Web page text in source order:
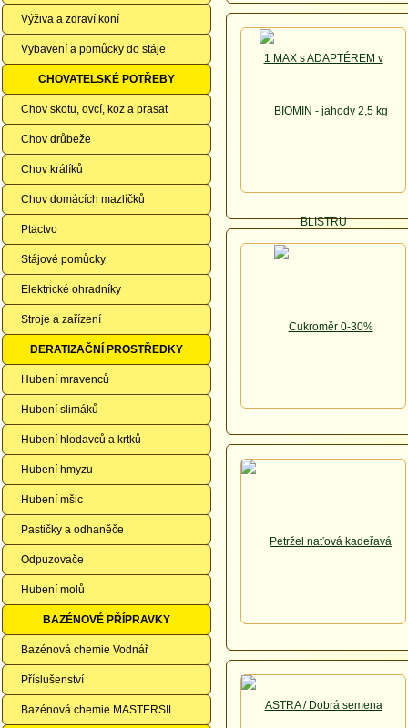
Výživa a zdraví koní
Vybavení a pomůcky do stáje
CHOVATELSKÉ POTŘEBY
Chov skotu, ovcí, koz a prasat
Chov drůbeže
Chov králíků
Chov domácích mazlíčků
Ptactvo
Stájové pomůcky
Elektrické ohradníky
Stroje a zařízení
DERATIZAČNÍ PROSTŘEDKY
Hubení mravenců
Hubení slimáků
Hubení hlodavců a krtků
Hubení hmyzu
Hubení mšic
Pastičky a odhaněče
Odpuzovače
Hubení molů
BAZÉNOVÉ PŘÍPRAVKY
Bazénová chemie Vodnář
Příslušenství
Bazénová chemie MASTERSIL